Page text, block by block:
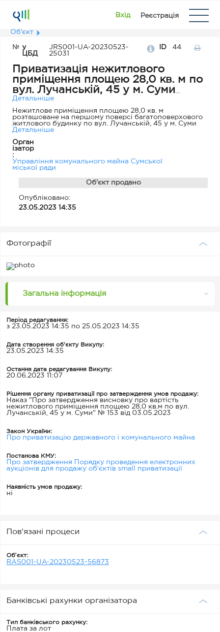
Вхід Реєстрація
Об'єкт
№ у
ЦБД
JRS001-UA-20230523-
25031
ID 44
Приватизація нежитлового
приміщення площею 28,0 кв. м по
вул. Лучанській, 45 у м. Суми
ШЛЯХОМ ВИКУПУ ОРЕНДАРЕМ
Детальніше
Нежитлове приміщення площею 28,0 кв. м
розташоване на першому поверсі багатоповерхового
житлового будинку по вул. Лучанській, 45 у м. Суми
Детальніше
Орган
ізатор
:
Управління комунального майна Сумської
міської ради
Об'єкт продано
Опубліковано:
23.05.2023 14:35
Фотографії
Загальна інформація
Період редагування:
з 23.05.2023 14:35 по 25.05.2023 14:35
Дата створення об'єкту Викупу:
23.05.2023 14:35
Остання дата редагування Викупу:
20.06.2023 11:07
Рішення органу приватизації про затверждення умов продажу:
Наказ "Про затвердження висновку про вартість
нежитлового приміщення площею 28,0 кв.м по вул.
Лучанській, 45 у м. Суми" № 153 від 03.05.2023
Закон України:
Про приватизацію державного і комунального майна
Постанова КМУ:
Про затвердження Порядку проведення електронних
аукціонів для продажу об’єктів small приватизації
Наявність умов продажу:
ні
Пов'язані процеси
Обʼєкт:
RAS001-UA-20230523-56873
Банківські рахунки організатора
Тип банківського рахунку:
Плата за лот